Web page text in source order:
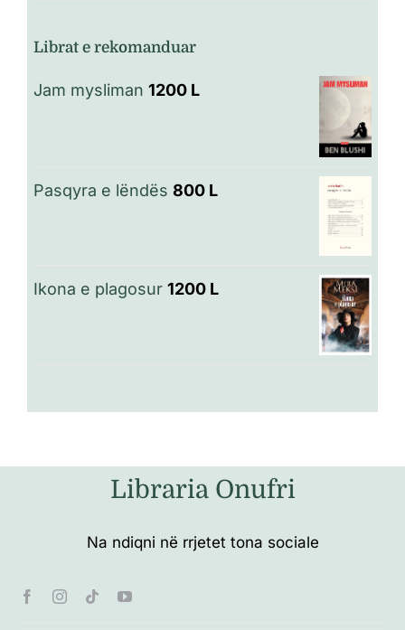
Librat e rekomanduar
Jam mysliman 1200 L
Pasqyra e lëndës 800 L
Ikona e plagosur 1200 L
Libraria Onufri
Na ndiqni në rrjetet tona sociale